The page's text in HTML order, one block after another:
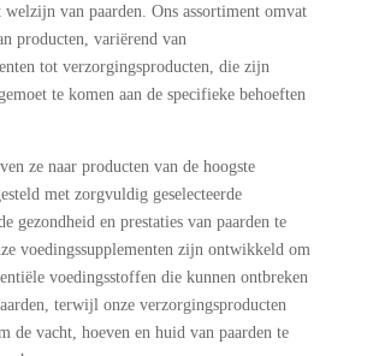
van paarden. Ons assortiment omvat
producten, variërend van
tot verzorgingsproducten, die zijn
te komen aan de specifieke behoeften
ze naar producten van de hoogste
met zorgvuldig geselecteerde
gezondheid en prestaties van paarden te
voedingssupplementen zijn ontwikkeld om
voedingsstoffen die kunnen ontbreken
terwijl onze verzorgingsproducten
de vacht, hoeven en huid van paarden te